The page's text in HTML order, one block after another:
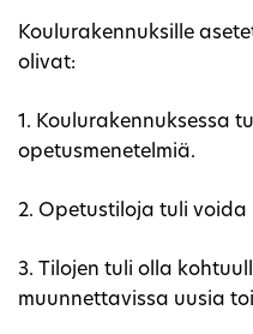
Koulurakennuksille
olivat:
1. Koulurakennuksessa
opetusmenetelmiä.
2. Opetustiloja tuli
3. Tilojen tuli olla
muunnettavissa uusia